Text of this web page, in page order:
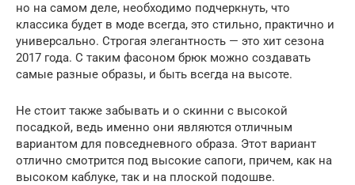
но на самом деле, необходимо подчеркнуть, что
классика будет в моде всегда, это стильно, практично и
универсально. Строгая элегантность — это хит сезона
2017 года. С таким фасоном брюк можно создавать
самые разные образы, и быть всегда на высоте.
Не стоит также забывать и о скинни с высокой
посадкой, ведь именно они являются отличным
вариантом для повседневного образа. Этот вариант
отлично смотрится под высокие сапоги, причем, как на
высоком каблуке, так и на плоской подошве.